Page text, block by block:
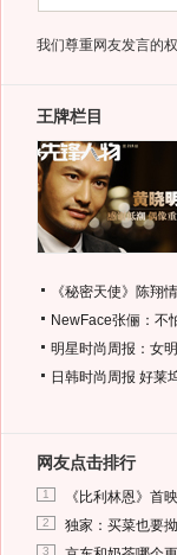
我们尊重网友发言的
王牌栏目
《秘密天使》陈翔
NewFace张俪：不
明星时尚周报：女
日韩时尚周报 好莱
网友点击排行
1 《比利林恩》首
2 独家：买菜也要
3